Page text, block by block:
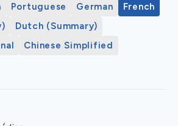
Portuguese German
French
Dutch (Summary)
Chinese Simplified